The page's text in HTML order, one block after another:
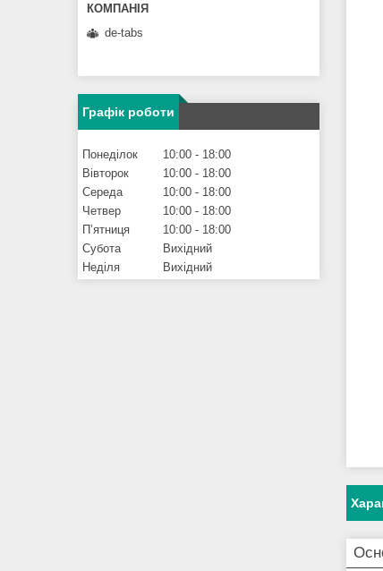
de-tabs
Графік роботи
Понеділок 10:00
18:00
Вівторок
10:00
18:00
Середа
10:00
18:00
Четвер
10:00
18:00
Пʼятниця
10:00
18:00
Субота
Вихідний
Неділя
Вихідний